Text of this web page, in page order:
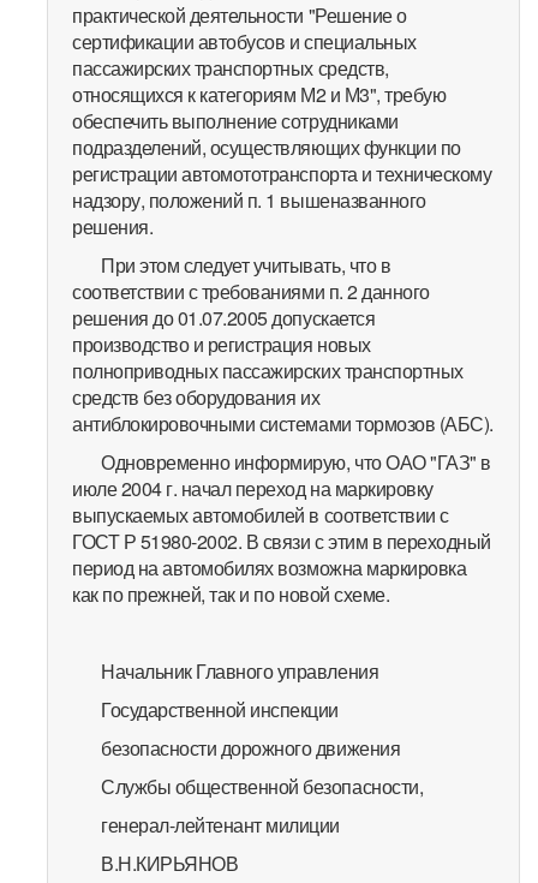
практической деятельности "Решение о
сертификации автобусов и специальных
пассажирских транспортных средств,
относящихся к категориям М2 и М3", требую
обеспечить выполнение сотрудниками
подразделений, осуществляющих функции по
регистрации автомототранспорта и техническому
надзору, положений п. 1 вышеназванного
решения.
При этом следует учитывать, что в
соответствии с требованиями п. 2 данного
решения до 01.07.2005 допускается
производство и регистрация новых
полноприводных пассажирских транспортных
средств без оборудования их
антиблокировочными системами тормозов (АБС).
Одновременно информирую, что ОАО "ГАЗ" в
июле 2004 г. начал переход на маркировку
выпускаемых автомобилей в соответствии с
ГОСТ Р 51980-2002. В связи с этим в переходный
период на автомобилях возможна маркировка
как по прежней, так и по новой схеме.
Начальник Главного управления
Государственной инспекции
безопасности дорожного движения
Службы общественной безопасности,
генерал-лейтенант милиции
В.Н.КИРЬЯНОВ